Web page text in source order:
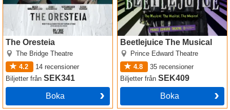
The Oresteia
The Bridge Theatre
4.2
14 recensioner
Biljetter från SEK341
Boka
Beetlejuice The Musical
Prince Edward Theatre
4.8
35 recensioner
BiljetterfrånSEK409
Boka